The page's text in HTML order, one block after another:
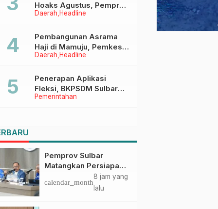
Daerah Headline
Hoaks Agustus, Pemprov
Sulbar Ajak Warga Jaga
Daerah Headline
Pembangunan Asrama
Haji di Mamuju, Pemkesra
dan Kementerian Haji
Pemerintahan
Penerapan Aplikasi
Fleksi, BKPSDM Sulbar
Dorong Transformasi
Pemprov Sulbar
Matangkan Persiapan
HUT Ke-81 RI, Puncak
Upacara di Lapangan
calendar_month
8 jam yang
lalu